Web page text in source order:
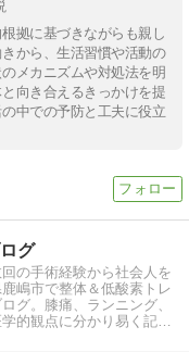
拠に基づきながらも親し
から、生活習慣や活動の
メカニズムや対処法を明
向き合えるきっかけを提
中での予防と工夫に役立
グ
の手術経験から社会人を
嶋市で整体＆低酸素トレ
グ。膝痛、ランニング、
的観点に分かり易く記し